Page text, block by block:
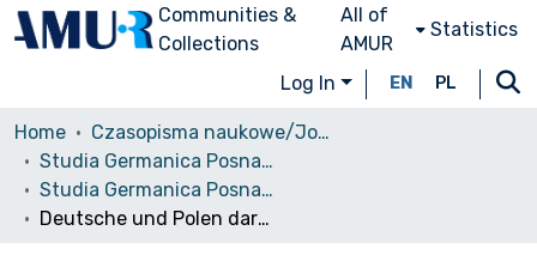
Communities &
Collections
All of
AMUR
Statistics
Log In EN PL
Home
Czasopisma naukowe/Journals
Studia Germanica Posnaniensia
Studia Germanica Posnaniensia, vol. 32 (2011)
Deutsche und Polen dargestellt anhand ausgewählter Texte der Bromberger Ostmarkenautoren. Überlegungen zur Möglichkeit einer lokalen Identität der deutschen in der Region Bromberg um 1900